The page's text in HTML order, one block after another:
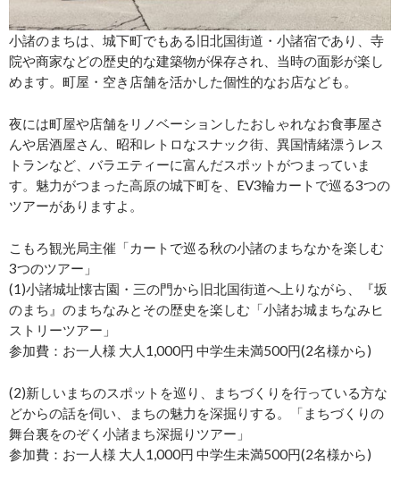
小諸のまちは、城下町でもある旧北国街道・小諸宿であり、寺
院や商家などの歴史的な建築物が保存され、当時の面影が楽し
めます。町屋・空き店舗を活かした個性的なお店なども。
夜には町屋や店舗をリノベーションしたおしゃれなお食事屋さ
んや居酒屋さん、昭和レトロなスナック街、異国情緒漂うレス
トランなど、バラエティーに富んだスポットがつまっていま
す。魅力がつまった高原の城下町を、EV3輪カートで巡る3つの
ツアーがありますよ。
こもろ観光局主催「カートで巡る秋の小諸のまちなかを楽しむ
3つのツアー」
(1)小諸城址懐古園・三の門から旧北国街道へ上りながら、『坂
のまち』のまちなみとその歴史を楽しむ「小諸お城まちなみヒ
ストリーツアー」
参加費：お一人様 大人1,000円 中学生未満500円(2名様から)
(2)新しいまちのスポットを巡り、まちづくりを行っている方な
どからの話を伺い、まちの魅力を深掘りする。「まちづくりの
舞台裏をのぞく小諸まち深掘りツアー」
参加費：お一人様 大人1,000円 中学生未満500円(2名様から)